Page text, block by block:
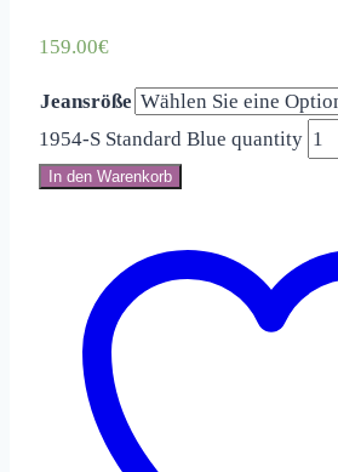
159.00€
Jeansröße
1954-S Standard Blue quantity
In den Warenkorb